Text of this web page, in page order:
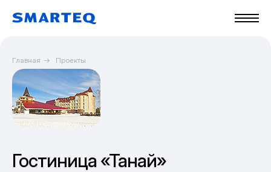
Главная → Проекты
Гостиница «Танай»